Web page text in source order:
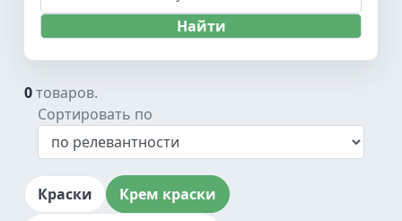
Найти
0товаров.
Сортировать по
Краски
Крем краски